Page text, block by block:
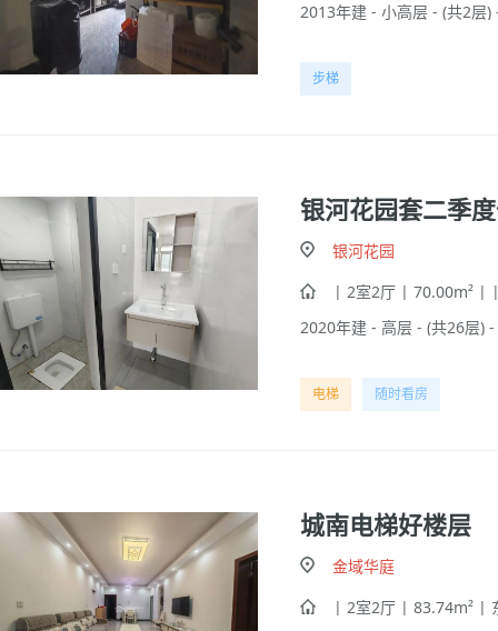
2013年建 - 小高层 - (共2层)
步梯
银河花园套二季
银河花园
| 2室2厅 | 70.00m² |
2020年建 - 高层 - (共26层)
电梯 随时看房
城南电梯好楼层
金域华庭
| 2室2厅 | 83.74m² |